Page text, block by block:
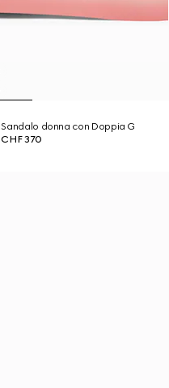
Sandalo donna con Doppia G
CHF 370